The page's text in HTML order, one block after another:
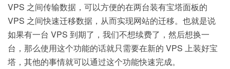
VPS 之间传输数据，可以方便的在两台装有宝塔面板的
VPS 之间快速迁移数据，从而实现网站的迁移。也就是说
如果有一台 VPS 到期了，我们不想续费了，然后想换一
台，那么使用这个功能的话就只需要在新的 VPS 上装好宝
塔，其他的事情就可以通过这个功能快速完成。